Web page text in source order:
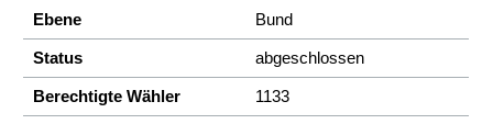
Abstimmungsprotokoll
Ebene Bund
Status abgeschlossen
Berechtigte Wähler 1133